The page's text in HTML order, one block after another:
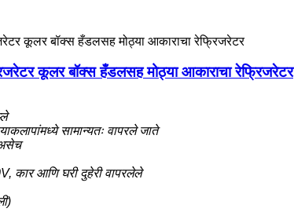
कूलर बॉक्स हँडलसह मोठ्या आकाराचा रेफ्रिजरेटर
सामान्यतः वापरले जाते
असेच
कार आणि घरी दुहेरी वापरलेले